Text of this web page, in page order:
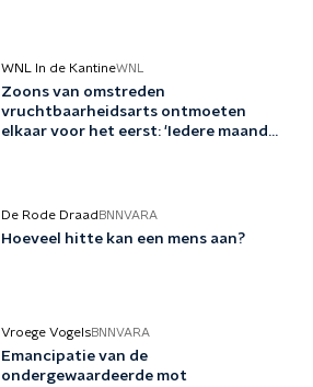
WNL In de KantineWNL
Zoons van omstreden
vruchtbaarheidsarts ontmoeten
elkaar voor het eerst: 'Iedere maand
De Rode Draad BNNVARA
Hoeveel hitte kan een mens aan?
Vroege VogelsBNNVARA
Emancipatie van de
ondergewaardeerde mot